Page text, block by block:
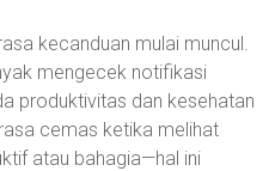
kecanduan mulai muncul.
mengecek notifikasi
produktivitas dan kesehatan
cemas ketika melihat
atau bahagia—hal ini